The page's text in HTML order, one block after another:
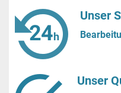
Unser
Unser